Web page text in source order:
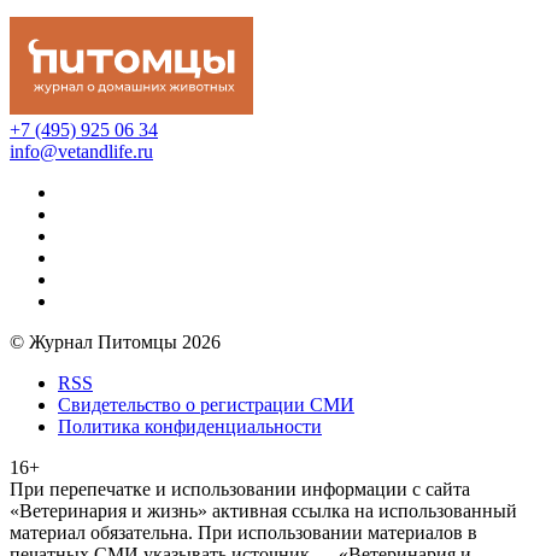
+7 (495) 925 06 34
info@vetandlife.ru
© Журнал Питомцы 2026
RSS
Свидетельство о регистрации СМИ
Политика конфиденциальности
16+
При перепечатке и использовании информации с сайта
«Ветеринария и жизнь» активная ссылка на использованный
материал обязательна. При использовании материалов в